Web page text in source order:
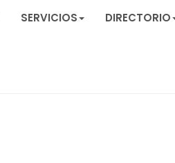
SERVICIOS DIRECTORIO